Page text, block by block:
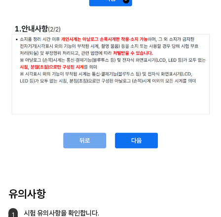
유의사항
1 시험 유의사항을 확인합니다.